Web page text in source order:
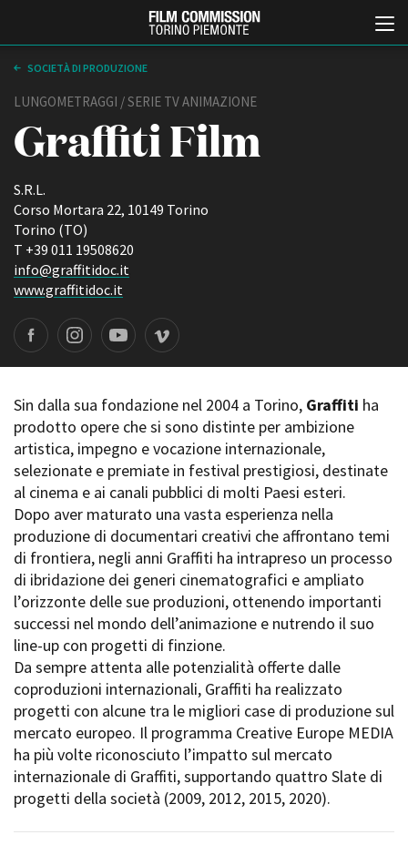
ABOUT
Chi siamo
Storia della Fondazione
Partner
Rete regionale
Bilancio sociale
Amministrazione
trasparente
Bandi e gare
Sostenibilità ambientale
SERVIZI
Servizi generali
Location scouting
Spazi nella sede FCTP
Sala Casting
Sala Paolo Tenna
FILM FUNDS
Piemonte Film Tv Fund
Piemonte Film Tv
Development Fund
Piemonte Doc Film Fund
Short Film Fund
Guarda che storia!
La Grazia - Immagini e
location della Torino di Paolo
Sorrentino
Open Day
Ciak in TOur!
FESTIVAL, MARKETS,
AWARDS
International Film Festival
Rotterdam
Berlinale Internationalen
Filmfestspiele Berlin
Biografilm Festival - Bio to B
Industry Days
Locarno Film Festival
Mostra Internazionale d’Arte
Cinematografica Venezia
Toronto International Film
Festival
Torino Film Festival
SOCIETÀ DI PRODUZIONE
LUNGOMETRAGGI / SERIE TV ANIMAZIONE
Graffiti Film
S.R.L.
Corso Mortara 22, 10149 Torino
Torino (TO)
T +39 011 19508620
info@graffitidoc.it
www.graffitidoc.it
Sin dalla sua fondazione nel 2004 a Torino, Graffiti ha
prodotto opere che si sono distinte per ambizione
artistica, impegno e vocazione internazionale,
selezionate e premiate in festival prestigiosi, destinate
al cinema e ai canali pubblici di molti Paesi esteri.
Dopo aver maturato una vasta esperienza nella
produzione di documentari creativi che affrontano temi
di frontiera, negli anni Graffiti ha intrapreso un processo
di ibridazione dei generi cinematografici e ampliato
l’orizzonte delle sue produzioni, ottenendo importanti
successi nel mondo dell’animazione e nutrendo il suo
line-up con progetti di finzione.
Da sempre attenta alle potenzialità offerte dalle
coproduzioni internazionali, Graffiti ha realizzato
progetti con alcune tra le migliori case di produzione sul
mercato europeo. Il programma Creative Europe MEDIA
ha più volte riconosciuto l’impatto sul mercato
internazionale di Graffiti, supportando quattro Slate di
progetti della società (2009, 2012, 2015, 2020).